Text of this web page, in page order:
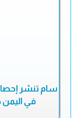
سام تنشر
في